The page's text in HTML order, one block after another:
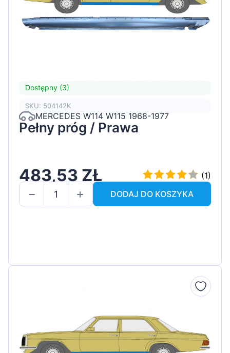
Dostępny (3)
SKU: 504142K
MERCEDES W114 W115 1968-1977
Pełny próg / Prawa
483,53 ZŁ
(1)
DODAJ DO KOSZYKA